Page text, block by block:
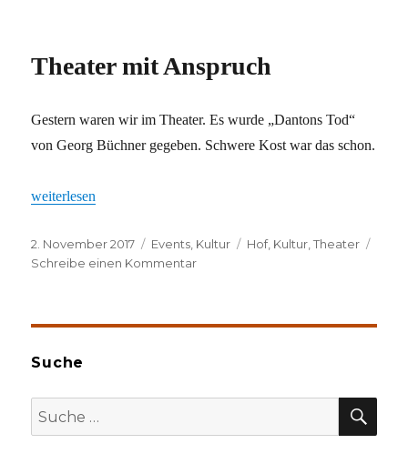
Theater mit Anspruch
Gestern waren wir im Theater. Es wurde „Dantons Tod“
von Georg Büchner gegeben. Schwere Kost war das schon.
„Theater mit Anspruch“
weiterlesen
Veröffentlicht
am
2. November 2017 Kategorien
Events Kultur Schlagwörter
Hof, Kultur ,Theater
Schreibe einen Kommentarzu
Suche
Suche
nach: